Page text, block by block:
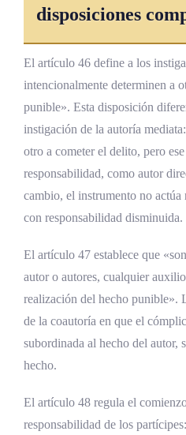
disposiciones
El artículo 46 define a los
intencionalmente determinen a
punible». Esta disposición
instigación de la autoría
otro a cometer el delito, pero
responsabilidad, como autor
cambio, el instrumento no actúa
con responsabilidad disminuida.
El artículo 47 establece que
autor o autores, cualquier
realización del hecho punible».
de la coautoría en que el
subordinada al hecho del autor,
hecho.
El artículo 48 regula el
responsabilidad de los partícipes: